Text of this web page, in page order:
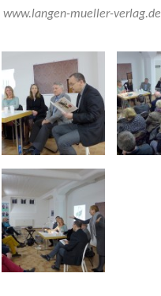
www.langen-mueller-verlag.de